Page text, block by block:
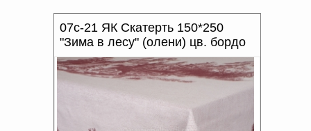
07с-21 ЯК Скатерть 150*250
"Зима в лесу" (олени) цв. бордо